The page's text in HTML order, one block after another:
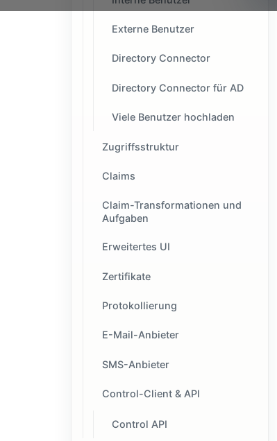
Externe Benutzer
Directory Connector
Directory Connector für AD
Viele Benutzer hochladen
Zugriffsstruktur
Claims
Claim-Transformationen und
Aufgaben
Erweitertes UI
Zertifikate
Protokollierung
E-Mail-Anbieter
SMS-Anbieter
Control-Client & API
Control API